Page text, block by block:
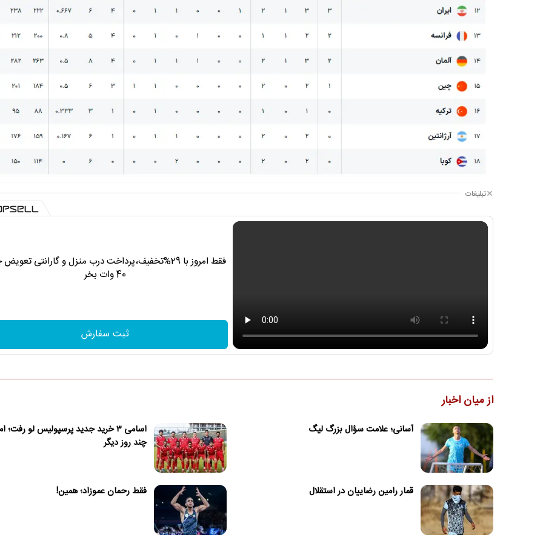
تبلیغات
فقط امروز با 29%تخفیف،پرداخت درب منزل و گارانتی
40 وات بخر
ثبت سفارش
از میان اخبار
آسانی؛ علامت سؤال بزرگ لیگ
اسامی ۳ خرید جدید پرسپولیس لو رفت؛
چند روز دیگر
قمار رامین رضاییان در استقلال فقط رحمان عموزاد؛ همین!